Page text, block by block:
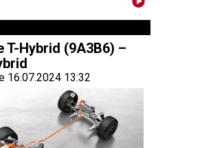
T-Hybrid (9A3B6) –
16.07.2024 13:32